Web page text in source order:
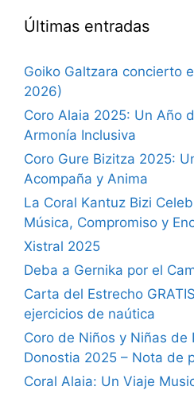
Últimas entradas
Goiko Galtzara concierto
2026)
Coro Alaia 2025: Un Año
Armonía Inclusiva
Coro Gure Bizitza 2025:
Acompaña y Anima
La Coral Kantuz Bizi
Música, Compromiso y
Xistral 2025
Deba a Gernika por el
Carta del Estrecho
ejercicios de naútica
Coro de Niños y Niñas de
Donostia 2025 – Nota de
Coral Alaia: Un Viaje